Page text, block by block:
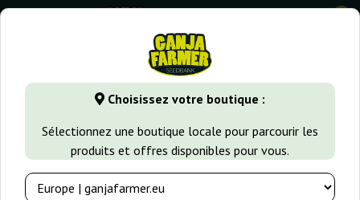
Choisissez votre boutique :
Sélectionnez une boutique locale pour parcourir les
produits et offres disponibles pour vous.
0
GanjaFarmer.fr Types de Graines Graines de Cannabis
Seeds